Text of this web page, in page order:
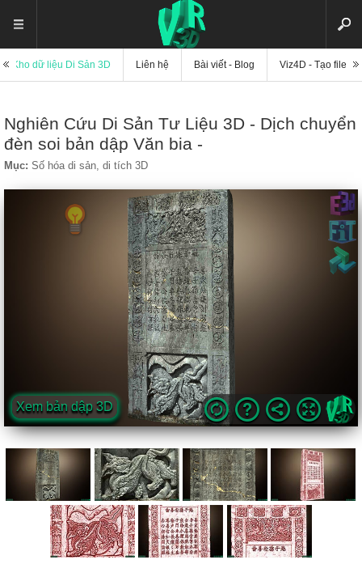
Kho dữ liệu Di Sản 3D Liên hệ Bài viết - Blog Viz4D - Tạo file
Nghiên Cứu Di Sản Tư Liệu 3D - Dịch chuyển
đèn soi bản dập Văn bia -
Mục: Số hóa di sản, di tích 3D